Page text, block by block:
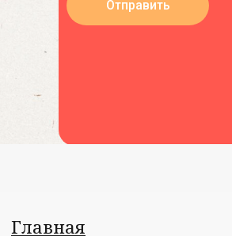
Отправить